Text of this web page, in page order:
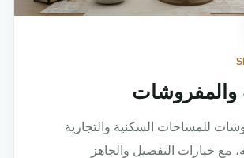
والمفروشات
للمساحات السكنية والتجارية
مع خيارات التفصيل والجاهز